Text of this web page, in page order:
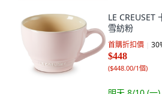
LE
雪紡粉
首購折扣價 30
$448
($448.00/1個)